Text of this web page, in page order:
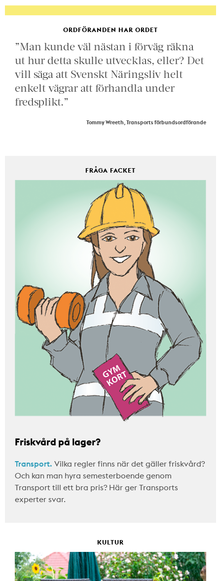
ORDFÖRANDEN HAR ORDET
”Man kunde väl nästan i förväg räkna
ut hur detta skulle utvecklas, eller? Det
vill säga att Svenskt Näringsliv helt
enkelt vägrar att förhandla under
fredsplikt.”
Tommy Wreeth, Transports förbundsordförande
FRÅGA FACKET
Friskvård på lager?
Transport. Vilka regler finns när det gäller friskvård?
Och kan man hyra semesterboende genom
Transport till ett bra pris? Här ger Transports
experter svar.
KULTUR